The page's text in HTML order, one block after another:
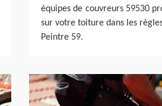
équipes de couvreurs 59530
sur votre toiture dans les
Peintre 59.